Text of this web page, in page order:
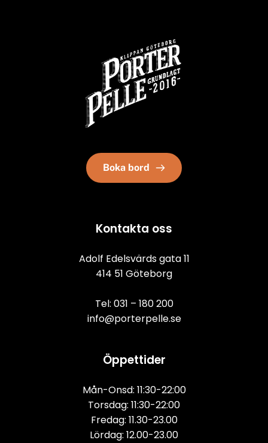
Boka bord
Kontakta oss
Adolf Edelsvärds gata 11
414 51 Göteborg
Tel: 031 – 180 200
info@porterpelle.se
Öppettider
Mån-Onsd: 11:30-22:00
Torsdag: 11:30-22:00
Fredag: 11.30-23.00
Lördag: 12.00-23.00